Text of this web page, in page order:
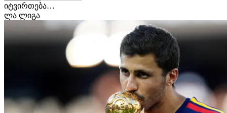
იტვირთება…
ლა ლიგა